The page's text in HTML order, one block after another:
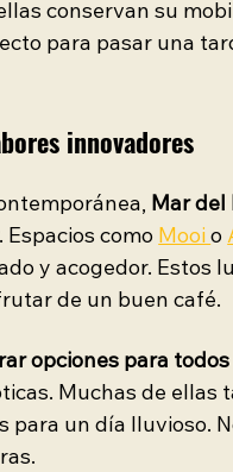
conservan su
para pasar una
innovadores
Mar del
. Espacios como Mooi o
y acogedor. Estos
de un buen café.
opciones para
Muchas de ellas
para un día lluvioso.